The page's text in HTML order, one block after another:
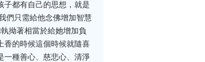
子都有自己的思想，就是
們只需給他念佛增加智慧
拗著相當於給她增加負
香的時候這個時候就隨喜
一種善心、慈悲心、清淨